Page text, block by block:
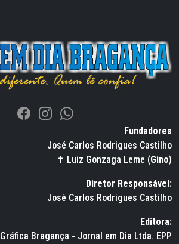
Fundadores
José Carlos Rodrigues Castilho
✝ Luiz Gonzaga Leme (Gino)
Diretor Responsável:
José Carlos Rodrigues Castilho
Editora:
Gráfica Bragança - Jornal em Dia Ltda. EPP